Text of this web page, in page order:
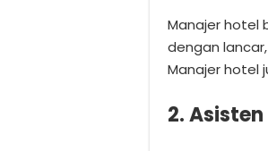
Manajer hotel
dengan
Manajer hotel
2.